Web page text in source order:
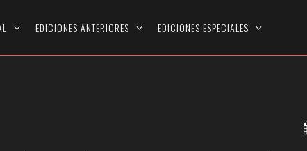
EDICIONES ANTERIORES EDICIONES ESPECIALES
CINE